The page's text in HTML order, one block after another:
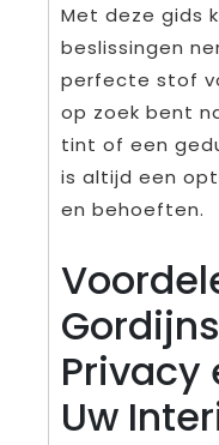
Met deze gids
beslissingen
perfecte stof
op zoek bent
tint of een
is altijd een
en behoeften.
Privacy
Uw